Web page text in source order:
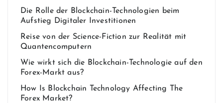
Die Rolle der Blockchain-Technologien beim
Aufstieg Digitaler Investitionen
Reise von der Science-Fiction zur Realität mit
Quantencomputern
Wie wirkt sich die Blockchain-Technologie auf den
Forex-Markt aus?
How Is Blockchain Technology Affecting The
Forex Market?